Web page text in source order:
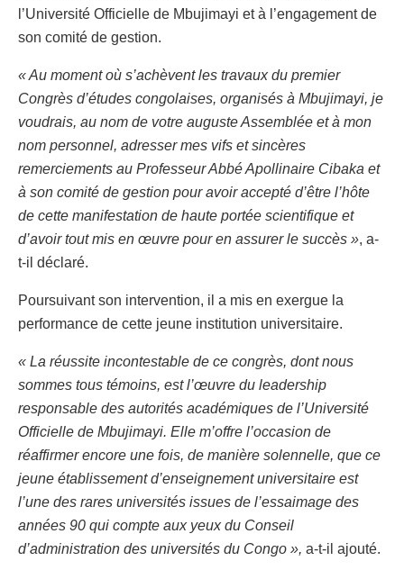
l’Université Officielle de Mbujimayi et à l’engagement de
son comité de gestion.
« Au moment où s’achèvent les travaux du premier
Congrès d’études congolaises, organisés à Mbujimayi, je
voudrais, au nom de votre auguste Assemblée et à mon
nom personnel, adresser mes vifs et sincères
remerciements au Professeur Abbé Apollinaire Cibaka et
à son comité de gestion pour avoir accepté d’être l’hôte
de cette manifestation de haute portée scientifique et
d’avoir tout mis en œuvre pour en assurer le succès », a-
t-il déclaré.
Poursuivant son intervention, il a mis en exergue la
performance de cette jeune institution universitaire.
« La réussite incontestable de ce congrès, dont nous
sommes tous témoins, est l’œuvre du leadership
responsable des autorités académiques de l’Université
Officielle de Mbujimayi. Elle m’offre l’occasion de
réaffirmer encore une fois, de manière solennelle, que ce
jeune établissement d’enseignement universitaire est
l’une des rares universités issues de l’essaimage des
années 90 qui compte aux yeux du Conseil
d’administration des universités du Congo », a-t-il ajouté.